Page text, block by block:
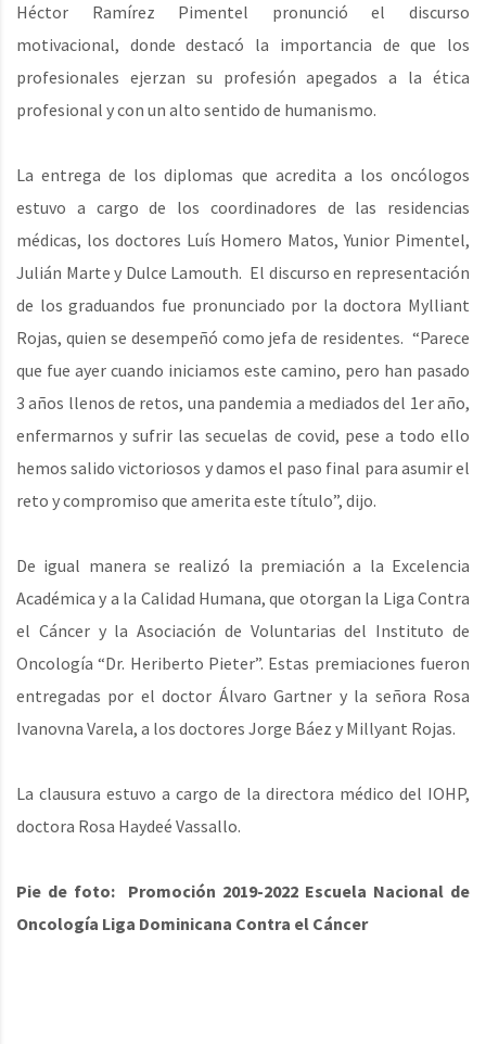
Héctor Ramírez Pimentel pronunció el discurso
motivacional, donde destacó la importancia de que los
profesionales ejerzan su profesión apegados a la ética
profesional y con un alto sentido de humanismo.
La entrega de los diplomas que acredita a los oncólogos
estuvo a cargo de los coordinadores de las residencias
médicas, los doctores Luís Homero Matos, Yunior Pimentel,
Julián Marte y Dulce Lamouth. El discurso en representación
de los graduandos fue pronunciado por la doctora Mylliant
Rojas, quien se desempeñó como jefa de residentes. “Parece
que fue ayer cuando iniciamos este camino, pero han pasado
3 años llenos de retos, una pandemia a mediados del 1er año,
enfermarnos y sufrir las secuelas de covid, pese a todo ello
hemos salido victoriosos y damos el paso final para asumir el
reto y compromiso que amerita este título”, dijo.
De igual manera se realizó la premiación a la Excelencia
Académica y a la Calidad Humana, que otorgan la Liga Contra
el Cáncer y la Asociación de Voluntarias del Instituto de
Oncología “Dr. Heriberto Pieter”. Estas premiaciones fueron
entregadas por el doctor Álvaro Gartner y la señora Rosa
Ivanovna Varela, a los doctores Jorge Báez y Millyant Rojas.
La clausura estuvo a cargo de la directora médico del IOHP,
doctora Rosa Haydeé Vassallo.
Pie de foto: Promoción 2019-2022 Escuela Nacional de
Oncología Liga Dominicana Contra el Cáncer